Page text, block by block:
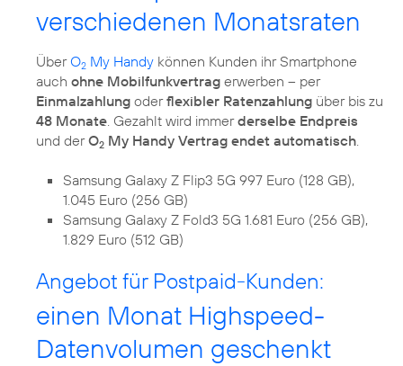
verschiedenen Monatsraten
ÜberO2 My Handy können Kunden ihr Smartphone
auch ohne Mobilfunkvertrag erwerben – per
Einmalzahlung oderflexibler Ratenzahlung über bis zu
48 Monate . Gezahlt wird immerderselbe Endpreis
und derO2 My Handy Vertrag endet automatisch
Samsung Galaxy Z Flip3 5G 997 Euro (128 GB),
1.045 Euro (256 GB)
Samsung Galaxy Z Fold3 5G 1.681 Euro (256 GB),
1.829 Euro (512 GB)
Angebot für Postpaid-Kunden:
einen Monat Highspeed-
Datenvolumen geschenkt